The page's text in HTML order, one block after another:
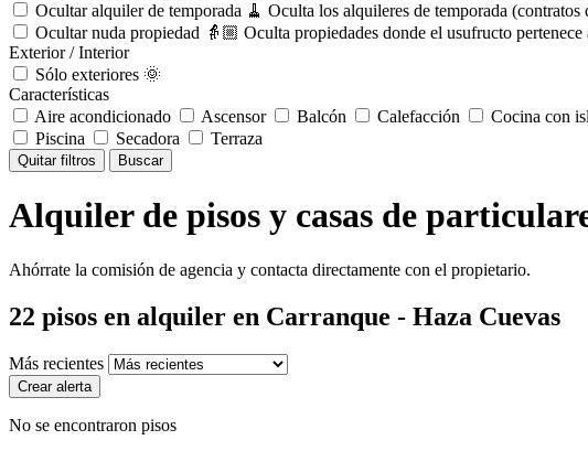
Ocultar alquiler de temporada 🧹 Oculta los alquileres de temporada
Ocultar nuda propiedad 👵🏼 Oculta propiedades donde el usufructo pertenece
Exterior / Interior
Sólo exteriores 🌞
Características
Aire acondicionado
Ascensor Balcón Calefacción Cocina con
Piscina
Secadora Terraza
Quitar filtros Buscar
Alquiler de pisos y casas de
Ahórrate la comisión de agencia y contacta directamente con el propietario.
22 pisos en alquiler en Carranque - Haza Cuevas
Más recientes
Crear alerta
No se encontraron pisos